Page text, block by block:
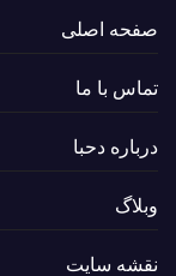
صفحه اصلی
تماس با ما
درباره دحبا
وبلاگ
نقشه سایت